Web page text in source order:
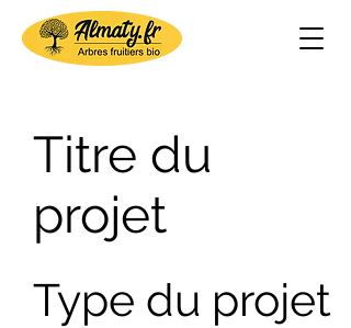
Titre du
projet
Type du projet